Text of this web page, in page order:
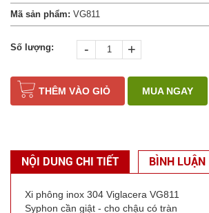
Mã sản phẩm: VG811
Số lượng: - +
THÊM VÀO GIỎ MUA NGAY
NỘI DUNG CHI TIẾT BÌNH LUẬN
Xi phông inox 304 Viglacera VG811
Syphon cần giật - cho chậu có tràn